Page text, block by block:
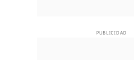
PUBLICIDAD